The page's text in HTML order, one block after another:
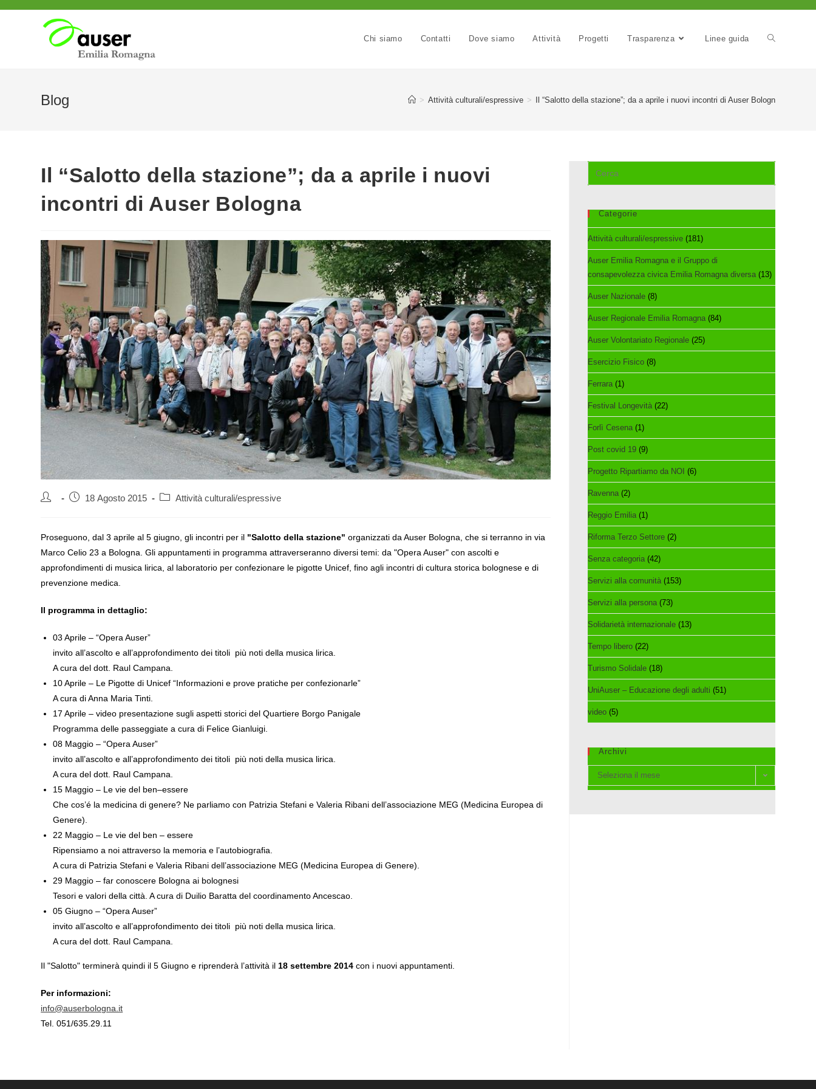
Chi siamo Contatti Dove siamo Attività Progetti Trasparenza Linee guida
Blog > Attività culturali/espressive > Il “Salotto della stazione”; da a aprile i nuovi incontri di Auser Bologna
Il “Salotto della stazione”; da a aprile i nuovi
incontri di Auser Bologna
Autore Articolo18 Agosto 2015
Categoria
Attività culturali/espressive
Proseguono, dal 3 aprile al 5 giugno, gli incontri per il "Salotto della stazione" organizzati da Auser Bologna, che si terranno in via
Marco Celio 23 a Bologna. Gli appuntamenti in programma attraverseranno diversi temi: da "Opera Auser" con ascolti e
approfondimenti di musica lirica, al laboratorio per confezionare le pigotte Unicef, fino agli incontri di cultura storica bolognese e di
prevenzione medica.
Il programma in dettaglio:
03 Aprile – “Opera Auser”
invito all’ascolto e all’approfondimento dei titoli più noti della musica lirica.
A cura del dott. Raul Campana.
10 Aprile – Le Pigotte di Unicef “Informazioni e prove pratiche per confezionarle”
A cura di Anna Maria Tinti.
17 Aprile – video presentazione sugli aspetti storici del Quartiere Borgo Panigale
Programma delle passeggiate a cura di Felice Gianluigi.
08 Maggio – “Opera Auser”
invito all’ascolto e all’approfondimento dei titoli più noti della musica lirica.
A cura del dott. Raul Campana.
15 Maggio – Le vie del ben–essere
Che cos’é la medicina di genere? Ne parliamo con Patrizia Stefani e Valeria Ribani dell’associazione MEG (Medicina Europea di
Genere).
22 Maggio – Le vie del ben – essere
Ripensiamo a noi attraverso la memoria e l’autobiografia.
A cura di Patrizia Stefani e Valeria Ribani dell’associazione MEG (Medicina Europea di Genere).
29 Maggio – far conoscere Bologna ai bolognesi
Tesori e valori della città. A cura di Duilio Baratta del coordinamento Ancescao.
05 Giugno – “Opera Auser”
invito all’ascolto e all’approfondimento dei titoli più noti della musica lirica.
A cura del dott. Raul Campana.
Il "Salotto" terminerà quindi il 5 Giugno e riprenderà l’attività il 18 settembre 2014 con i nuovi appuntamenti.
Per informazioni:
info@auserbologna.it
Tel. 051/635.29.11
nel
webCategorie
Attività culturali/espressive (181)
Auser Emilia Romagna e il Gruppo di
consapevolezza civica Emilia Romagna diversa (13)
Auser Nazionale (8)
Auser Regionale Emilia Romagna (84)
Auser Volontariato Regionale (25)
Esercizio Fisico (8)
Ferrara (1)
Festival Longevità (22)
Forlì Cesena (1)
Post covid 19 (9)
Progetto Ripartiamo da NOI (6)
Ravenna (2)
Reggio Emilia (1)
Riforma Terzo Settore (2)
Senza categoria (42)
Servizi alla comunità (153)
Servizi alla persona (73)
Solidarietà internazionale (13)
Tempo libero (22)
Turismo Solidale (18)
UniAuser – Educazione degli adulti (51)
video (5)
Archivi
Archivi
Seleziona il mese